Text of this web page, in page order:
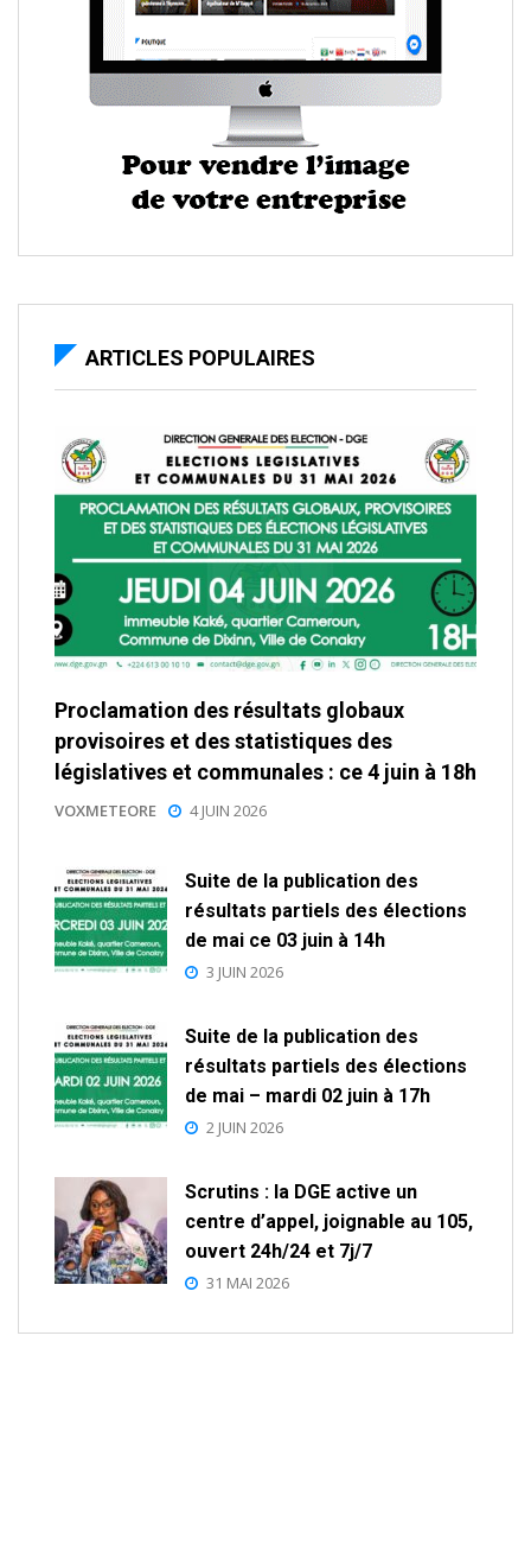
ARTICLES POPULAIRES
Proclamation des résultats globaux
provisoires et des statistiques des
législatives et communales : ce 4 juin à 18h
VOXMETEORE 4 JUIN 2026
Suite de la publication des
résultats partiels des élections
de mai ce 03 juin à 14h
3 JUIN 2026
Suite de la publication des
résultats partiels des élections
de mai – mardi 02 juin à 17h
2 JUIN 2026
Scrutins : la DGE active un
centre d’appel, joignable au 105,
ouvert 24h/24 et 7j/7
31 MAI 2026